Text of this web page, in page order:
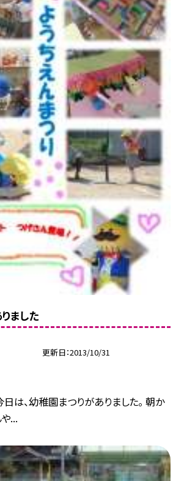
ました
更新日 2013/10/31
日は、幼稚園まつりがありました。 朝か
...